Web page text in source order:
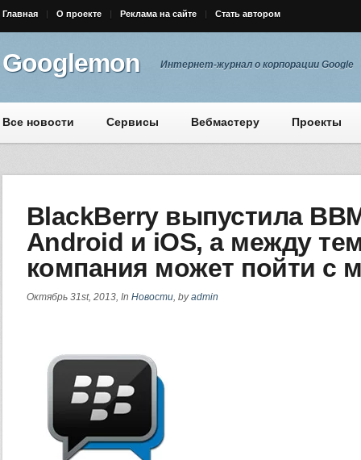
Главная О проекте Реклама на сайте Стать автором
Googlemon Интернет-журнал о корпорации Google
Все новости Сервисы Вебмастеру Проекты
BlackBerry выпустила
Android и iOS, а между
компания может пойти с
Октябрь 31st, 2013, In Новости, byadmin